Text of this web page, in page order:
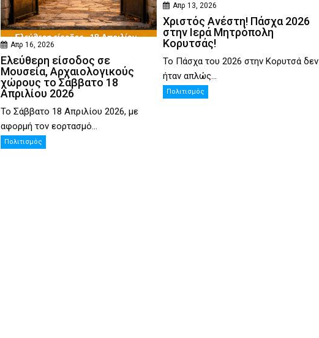
Απρ 16, 2026
Ελεύθερη είσοδος σε
Μουσεία, Αρχαιολογικούς
χώρους το Σάββατο 18
Απριλίου 2026
Το Σάββατο 18 Απριλίου 2026, με
αφορμή τον εορτασμό...
Πολιτισμός
Απρ 13, 2026
Χριστός Ανέστη! Πάσχα 2026
στην Ιερά Μητρόπολη
Κορυτσάς!
Το Πάσχα του 2026 στην Κορυτσά δεν
ήταν απλώς...
Πολιτισμός